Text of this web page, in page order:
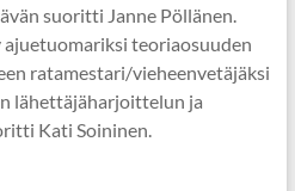
suoritti Janne Pöllänen.
teoriaosuuden
ratamestari/vieheenvetäjäksi
lähettäjäharjoittelun ja
Kati Soininen.